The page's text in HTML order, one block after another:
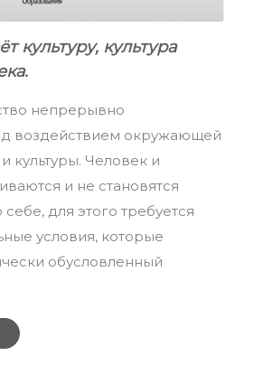
культуру, культура
непрерывно
воздействием окружающей
культуры. Человек и
и не становятся
для этого требуется
условия, которые
обусловленный